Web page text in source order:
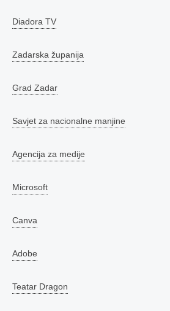
Diadora TV
Zadarska županija
Grad Zadar
Savjet za nacionalne manjine
Agencija za medije
Microsoft
Canva
Adobe
Teatar Dragon